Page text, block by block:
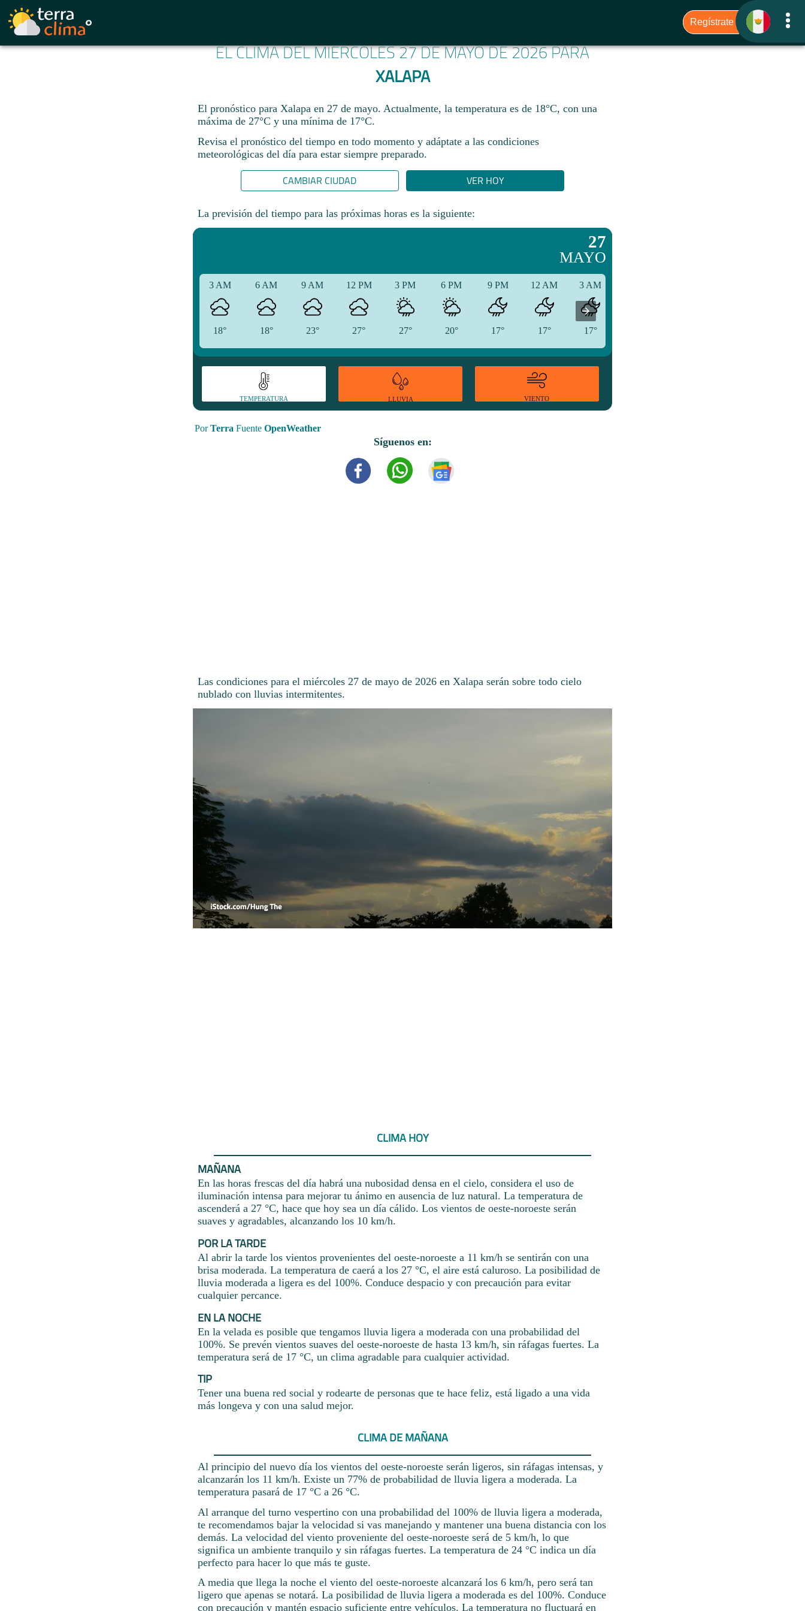
EL CLIMA DEL MIÉRCOLES 27 DE MAYO DE 2026 PARA
XALAPA
El pronóstico para Xalapa en 27 de mayo. Actualmente, la temperatura es de 18°C, con una
máxima de 27°C y una mínima de 17°C.
Revisa el pronóstico del tiempo en todo momento y adáptate a las condiciones
meteorológicas del día para estar siempre preparado.​
CAMBIAR CIUDAD VER HOY
La previsión del tiempo para las próximas horas es la siguiente:
27
MAYO
3 AM
18°
6 AM
18°
9 AM
23°
12 PM
27°
3 PM
27°
6 PM
20°
9 PM
17°
12 AM
17°
3 AM
17°
TEMPERATURA LLUVIA VIENTO
PorTerra Fuente OpenWeather
Síguenos en:
Las condiciones para el miércoles 27 de mayo de 2026 en Xalapa serán sobre todo cielo
nublado con lluvias intermitentes.
CLIMA HOY
MAÑANA
En las horas frescas del día habrá una nubosidad densa en el cielo, considera el uso de
iluminación intensa para mejorar tu ánimo en ausencia de luz natural. La temperatura de
ascenderá a 27 °C, hace que hoy sea un día cálido. Los vientos de oeste-noroeste serán
suaves y agradables, alcanzando los 10 km/h.
POR LA TARDE
Al abrir la tarde los vientos provenientes del oeste-noroeste a 11 km/h se sentirán con una
brisa moderada. La temperatura de caerá a los 27 °C, el aire está caluroso. La posibilidad de
lluvia moderada a ligera es del 100%. Conduce despacio y con precaución para evitar
cualquier percance.
EN LA NOCHE
En la velada es posible que tengamos lluvia ligera a moderada con una probabilidad del
100%. Se prevén vientos suaves del oeste-noroeste de hasta 13 km/h, sin ráfagas fuertes. La
temperatura será de 17 °C, un clima agradable para cualquier actividad.
TIP
Tener una buena red social y rodearte de personas que te hace feliz, está ligado a una vida
más longeva y con una salud mejor.
CLIMA DE MAÑANA
Al principio del nuevo día los vientos del oeste-noroeste serán ligeros, sin ráfagas intensas, y
alcanzarán los 11 km/h. Existe un 77% de probabilidad de lluvia ligera a moderada. La
temperatura pasará de 17 °C a 26 °C.
Al arranque del turno vespertino con una probabilidad del 100% de lluvia ligera a moderada,
te recomendamos bajar la velocidad si vas manejando y mantener una buena distancia con los
demás. La velocidad del viento proveniente del oeste-noroeste será de 5 km/h, lo que
significa un ambiente tranquilo y sin ráfagas fuertes. La temperatura de 24 °C indica un día
perfecto para hacer lo que más te guste.
A media que llega la noche el viento del oeste-noroeste alcanzará los 6 km/h, pero será tan
ligero que apenas se notará. La posibilidad de lluvia ligera a moderada es del 100%. Conduce
con precaución y mantén espacio suficiente entre vehículos. La temperatura no fluctuará en